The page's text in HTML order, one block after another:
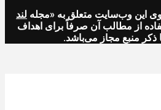
این وب‌سایت متعلق به «مجله لند
از مطالب آن صرفاً برای اهداف
ذکر منبع مجاز می‌باشد.